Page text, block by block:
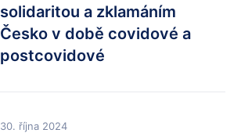
solidaritou a zklamáním
Česko v době covidové a
postcovidové
30. října 2024